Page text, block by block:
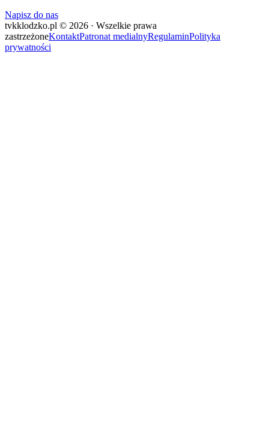
Napisz do nas
tvkklodzko.pl © 2026 · Wszelkie prawa
zastrzeżoneKontaktPatronat medialnyRegulaminPolityka
prywatności